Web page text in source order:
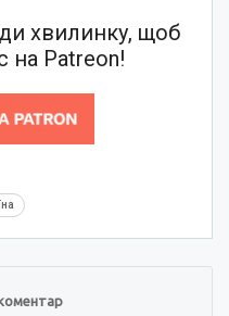
хвилинку, щоб
на Patreon!